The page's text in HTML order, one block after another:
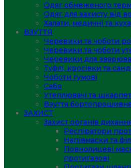
Одяг обмеженого
Одяг для захисту від
Халати, медичні та
ВЗУТТЯ
Черевики та чоботи
Черевики та чоботи
Черевики для
Туфлі, кросівки та
Чоботи гумові
Сабо
Утеплювачі та
Взуття
ЗАХИСТ
Захист органів
Респіратори
Напівмаски та
Повнолицеві
протигазові